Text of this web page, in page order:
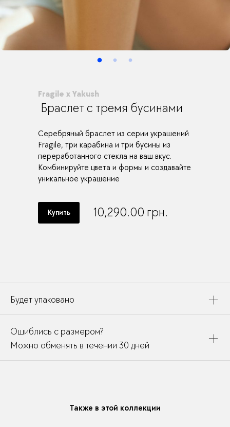
Fragile x Yakush
Браслет с тремя бусинами
Серебряный браслет из серии украшений
Fragile, три карабина и три бусины из
переработанного стекла на ваш вкус.
Комбинируйте цвета и формы и создавайте
уникальное украшение
Купить 10,290.00 грн.
Будет упаковано
дополнено открыткой, паспортом украшения и
собрано в подарочный пакет
Ошиблись с размером?
Можно обменять в течении 30 дней
Также в этой коллекции